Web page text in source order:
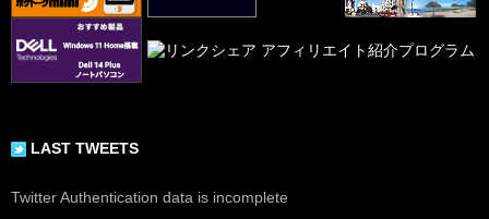
ー
シ
ョ
LAST TWEETS
Twitter Authentication data is incomplete